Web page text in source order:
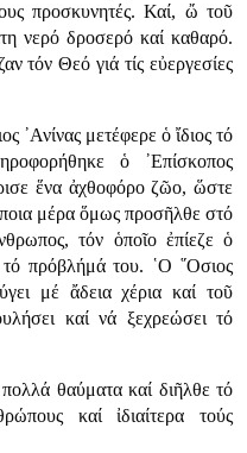
προσκυνητές. Καί, ὤ τοῦ
νερό δροσερό καί καθαρό.
τόν Θεό γιά τίς εὐεργεσίες
᾿Ανίνας μετέφερε ὁ ἴδιος τό
ὁ ᾿Επίσκοπος
ἕνα ἀχθοφόρο ζῶο, ὥστε
μέρα ὅμως προσῆλθε στό
τόν ὁποῖο ἐπίεζε ὁ
τό πρόβλήμά του. ῾Ο ῞Οσιος
μέ ἄδεια χέρια καί τοῦ
καί νά ξεχρεώσει τό
θαύματα καί διῆλθε τό
καί ἰδιαίτερα τούς